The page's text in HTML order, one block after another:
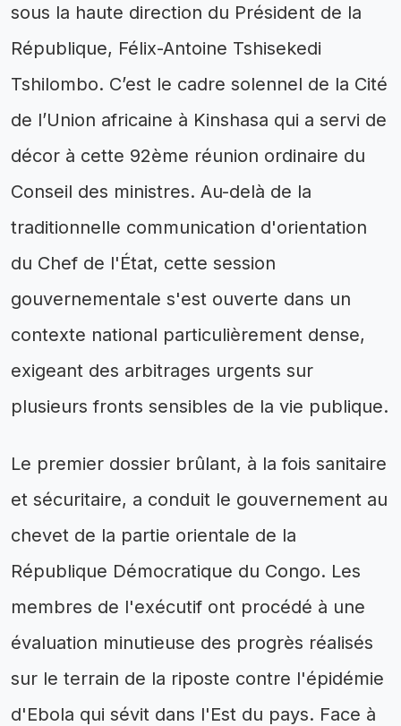
sous la haute direction du Président de la
République, Félix-Antoine Tshisekedi
Tshilombo. C’est le cadre solennel de la Cité
de l’Union africaine à Kinshasa qui a servi de
décor à cette 92ème réunion ordinaire du
Conseil des ministres. Au-delà de la
traditionnelle communication d'orientation
du Chef de l'État, cette session
gouvernementale s'est ouverte dans un
contexte national particulièrement dense,
exigeant des arbitrages urgents sur
plusieurs fronts sensibles de la vie publique.
Le premier dossier brûlant, à la fois sanitaire
et sécuritaire, a conduit le gouvernement au
chevet de la partie orientale de la
République Démocratique du Congo. Les
membres de l'exécutif ont procédé à une
évaluation minutieuse des progrès réalisés
sur le terrain de la riposte contre l'épidémie
d'Ebola qui sévit dans l'Est du pays. Face à